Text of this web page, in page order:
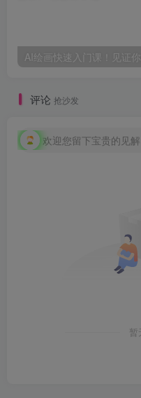
评论 抢沙发
欢迎您留下宝贵的见解
暂